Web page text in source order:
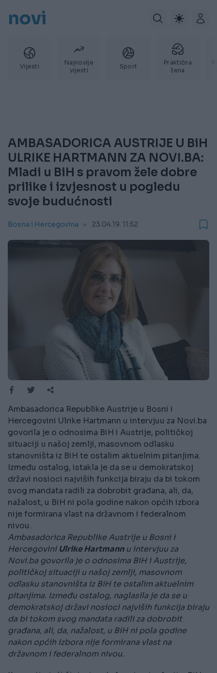
novi
Vijesti
Najnovije
vijesti
Sport
Praktična
žena
AMBASADORICA AUSTRIJE U BiH
ULRIKE HARTMANN ZA NOVI.BA:
Mladi u BiH s pravom žele dobre
prilike i izvjesnost u pogledu
svoje budućnosti
Bosna i Hercegovina 23.04.19. 11:52
Ambasadorica Republike Austrije u Bosni i
Hercegovini Ulrike Hartmann u intervjuu za Novi.ba
govorila je o odnosima BiH i Austrije, političkoj
situaciji u našoj zemlji, masovnom odlasku
stanovništa iz BiH te ostalim aktuelnim pitanjima.
Između ostalog, istakla je da se u demokratskoj
državi nosioci najviših funkcija biraju da bi tokom
svog mandata radili za dobrobit građana, ali, da,
nažalost, u BiH ni pola godine nakon općih izbora
nije formirana vlast na državnom i federalnom
nivou.
Ambasadorica Republike Austrije u Bosni i
Hercegovini Ulrike Hartmannu intervjuu za
Novi.ba govorila je o odnosima BiH i Austrije,
političkoj situaciji u našoj zemlji, masovnom
odlasku stanovništa iz BiH te ostalim aktuelnim
pitanjima. Između ostalog, naglasila je da se u
demokratskoj državi nosioci najviših funkcija biraju
da bi tokom svog mandata radili za dobrobit
građana, ali, da, nažalost, u BiH ni pola godine
nakon općih izbora nije formirana vlast na
državnom i federalnom nivou.